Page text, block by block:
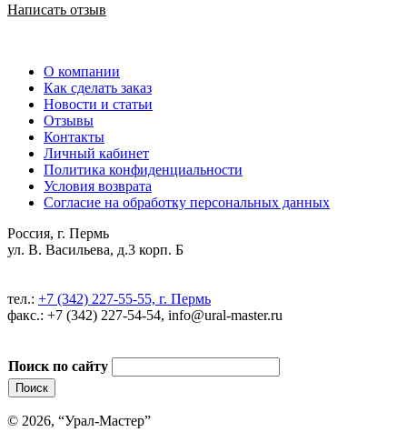
Написать отзыв
О компании
Как сделать заказ
Новости и статьи
Отзывы
Контакты
Личный кабинет
Политика конфиденциальности
Условия возврата
Согласие на обработку персональных данных
Россия, г. Пермь
ул. В. Васильева, д.3 корп. Б
тел.: +7 (342) 227-55-55, г. Пермь
факс.: +7 (342) 227-54-54, info@ural-master.ru
Поиск по сайту
© 2026, “Урал-Мастер”